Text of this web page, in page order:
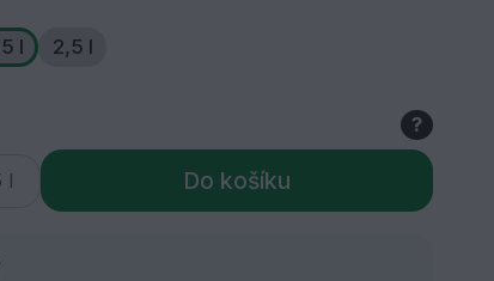
l 2,5 l
?
Do košíku